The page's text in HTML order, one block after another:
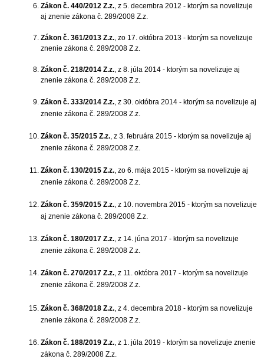
Zákon č. 440/2012 Z.z., z 5. decembra 2012 - ktorým sa novelizuje
aj znenie zákona č. 289/2008 Z.z.
Zákon č. 361/2013 Z.z., zo 17. októbra 2013 - ktorým sa novelizuje
znenie zákona č. 289/2008 Z.z.
Zákon č. 218/2014 Z.z., z 8. júla 2014 - ktorým sa novelizuje aj
znenie zákona č. 289/2008 Z.z.
Zákon č. 333/2014 Z.z., z 30. októbra 2014 - ktorým sa novelizuje aj
znenie zákona č. 289/2008 Z.z.
Zákon č. 35/2015 Z.z., z 3. februára 2015 - ktorým sa novelizuje aj
znenie zákona č. 289/2008 Z.z.
Zákon č. 130/2015 Z.z., zo 6. mája 2015 - ktorým sa novelizuje aj
znenie zákona č. 289/2008 Z.z.
Zákon č. 359/2015 Z.z., z 10. novembra 2015 - ktorým sa novelizuje
aj znenie zákona č. 289/2008 Z.z.
Zákon č. 180/2017 Z.z., z 14. júna 2017 - ktorým sa novelizuje
znenie zákona č. 289/2008 Z.z.
Zákon č. 270/2017 Z.z., z 11. októbra 2017 - ktorým sa novelizuje
znenie zákona č. 289/2008 Z.z.
Zákon č. 368/2018 Z.z., z 4. decembra 2018 - ktorým sa novelizuje
znenie zákona č. 289/2008 Z.z.
Zákon č. 188/2019 Z.z., z 1. júla 2019 - ktorým sa novelizuje znenie
zákona č. 289/2008 Z.z.